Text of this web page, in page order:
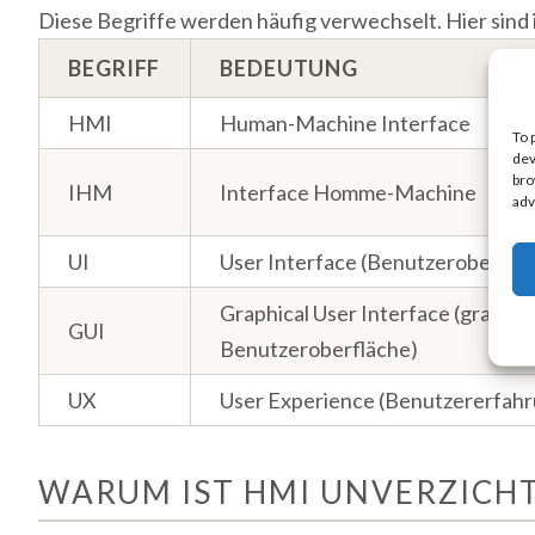
To
Diese Begriffe werden häufig verwechselt. Hier
BEGRIFF
BEDEUTUNG
HMI Human-Machine Interface
IHM Interface Homme-Machine
UI
User Interface
GUI
Graphical User Interface (grafische
Benutzeroberfläche)
UX User Experience
WARUM IST HMI